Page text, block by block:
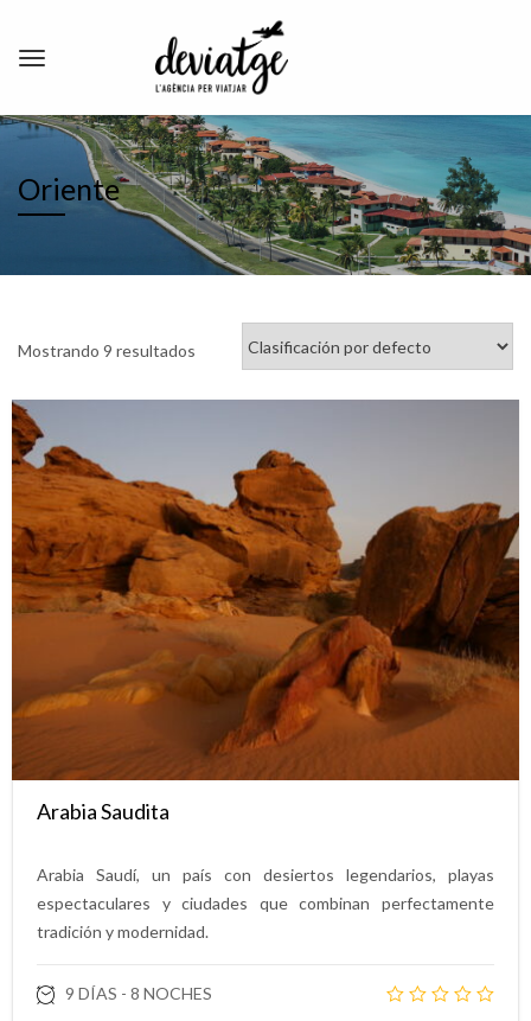
Oriente
Mostrando 9 resultados
Arabia Saudita
Arabia Saudí, un país con desiertos legendarios, playas
espectaculares y ciudades que combinan perfectamente
tradición y modernidad.
9 DÍAS - 8 NOCHES